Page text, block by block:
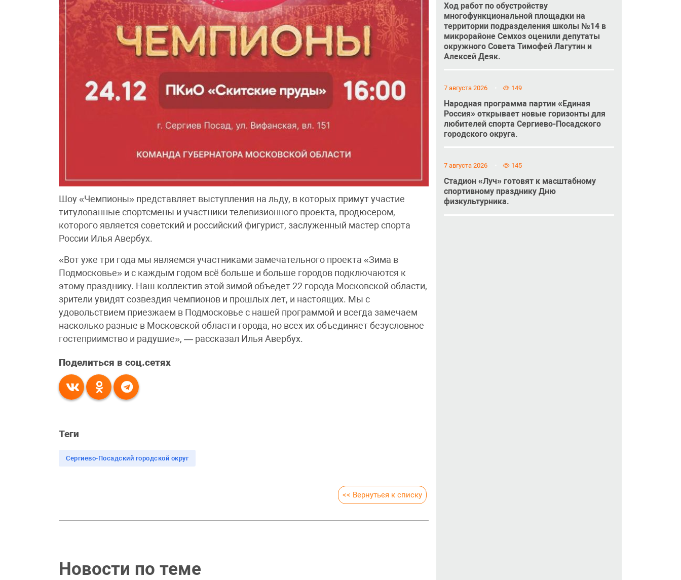
Шоу «Чемпионы» представляет выступления на льду, в которых примут участие
титулованные спортсмены и участники телевизионного проекта, продюсером,
которого является советский и российский фигурист, заслуженный мастер спорта
России Илья Авербух.
«Вот уже три года мы являемся участниками замечательного проекта «Зима в
Подмосковье» и с каждым годом всё больше и больше городов подключаются к
этому празднику. Наш коллектив этой зимой объедет 22 города Московской области,
зрители увидят созвездия чемпионов и прошлых лет, и настоящих. Мы с
удовольствием приезжаем в Подмосковье с нашей программой и всегда замечаем
насколько разные в Московской области города, но всех их объединяет безусловное
гостеприимство и радушие», — рассказал Илья Авербух.
Поделиться в соц.сетях
Теги
Сергиево-Посадский городской округ
<< Вернуться к списку
Новости по теме
Ход работ по обустройству
многофункциональной площадки на
территории подразделения школы №14 в
микрорайоне Семхоз оценили депутаты
окружного Совета Тимофей Лагутин и
Алексей Деяк.
7 августа 2026 149
Народная программа партии «Единая
Россия» открывает новые горизонты для
любителей спорта Сергиево-Посадского
городского округа.
7 августа 2026 145
Стадион «Луч» готовят к масштабному
спортивному празднику Дню
физкультурника.